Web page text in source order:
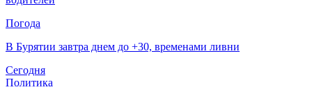
Погода
В Бурятии завтра днем до +30, временами ливни
Сегодня
Политика